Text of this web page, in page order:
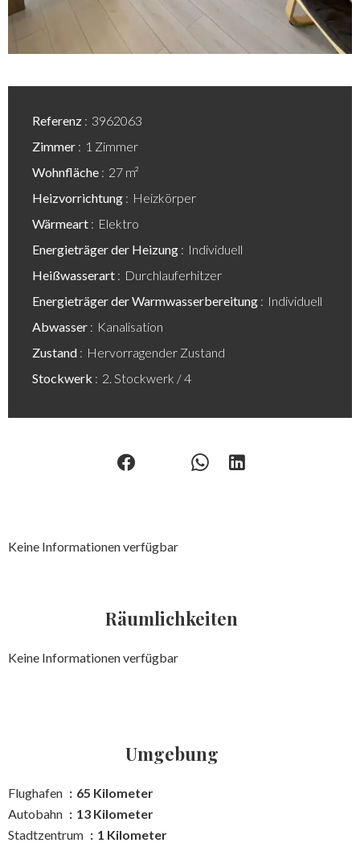
Referenz
3962063
Zimmer
1 Zimmer
Wohnfläche
27 m²
Heizvorrichtung
Heizkörper
Wärmeart
Elektro
Energieträger der Heizung
Individuell
Heißwasserart
Durchlauferhitzer
Energieträger der Warmwasserbereitung
Individuell
Abwasser
Kanalisation
Zustand
Hervorragender Zustand
Stockwerk
2. Stockwerk / 4
Keine Informationen verfügbar
Räumlichkeiten
Keine Informationen verfügbar
Umgebung
Flughafen
65 Kilometer
Autobahn
13 Kilometer
Stadtzentrum
1 Kilometer